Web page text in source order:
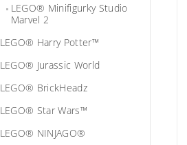
LEGO® Minifigurky Studio
Marvel 2
LEGO® Harry Potter™
LEGO® Jurassic World
LEGO® BrickHeadz
LEGO® Star Wars™
LEGO® NINJAGO®